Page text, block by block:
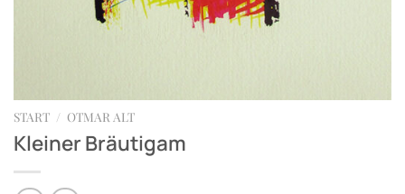
START / OTMAR ALT
Kleiner Bräutigam